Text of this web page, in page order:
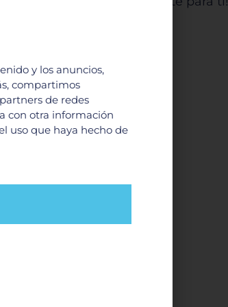
cáncer
y los anuncios,
compartimos
de redes
con otra información
uso que haya hecho de